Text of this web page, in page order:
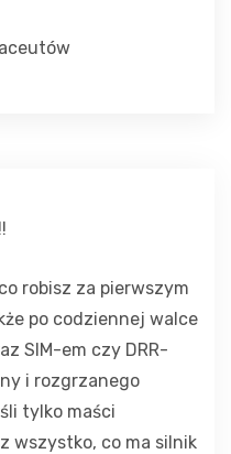
robisz za pierwszym
po codziennej walce
SIM-em czy DRR-
i rozgrzanego
tylko maści
wszystko, co ma silnik